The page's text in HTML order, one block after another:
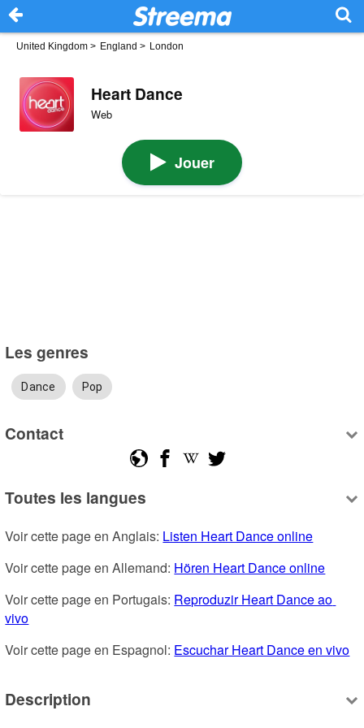
United Kingdom > England > London
Heart Dance
Web
Jouer
Les genres
Dance Pop
Contact
Toutes les langues
Voir cette page en Anglais: Listen Heart Dance online
Voir cette page en Allemand: Hören Heart Dance online
Voir cette page en Portugais: Reproduzir Heart Dance ao
vivo
Voir cette page en Espagnol: Escuchar Heart Dance en vivo
Description